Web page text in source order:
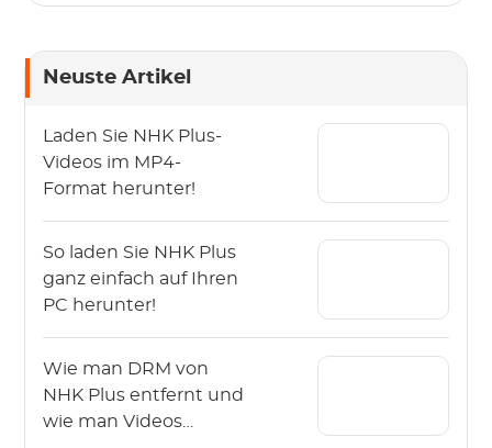
Neuste Artikel
Laden Sie NHK Plus-
Videos im MP4-
Format herunter!
So laden Sie NHK Plus
ganz einfach auf Ihren
PC herunter!
Wie man DRM von
NHK Plus entfernt und
wie man Videos